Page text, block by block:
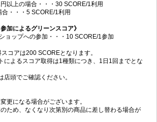
以上の場合・・・30 SCORE/1利用
・・・5 SCORE/1利用
加によるグリーンスコア》
ョップへの参加・・・10 SCORE/1参加
コアは200 SCOREとなります。
によるスコア取得は1種類につき、1日1回までとな
店頭でご確認ください。
更になる場合がございます。
ため、なくなり次第別の商品に差し替わる場合が